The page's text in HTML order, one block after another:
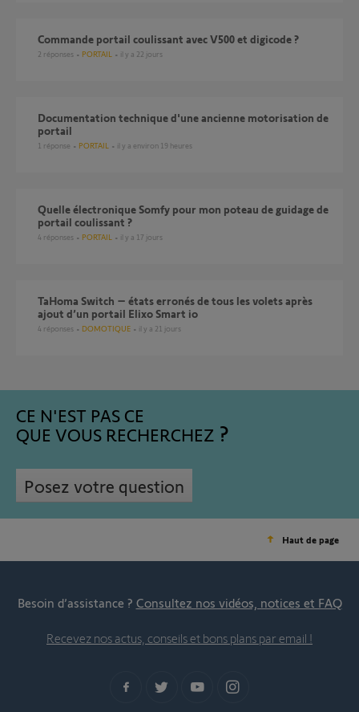
Commande portail coulissant avec V500 et digicode ?
2 réponses PORTAIL il y a 22 jours
Documentation technique d'une ancienne motorisation de
portail
1 réponse PORTAIL il y a environ 19 heures
Quelle électronique Somfy pour mon poteau de guidage de
portail coulissant ?
4 réponses PORTAIL il y a 17 jours
TaHoma Switch – états erronés de tous les volets après
ajout d’un portail Elixo Smart io
4 réponses DOMOTIQUE il y a 21 jours
CE N'EST PAS CE
QUE VOUS RECHERCHEZ
Posez votre question
Haut de page
Besoin d’assistance ? Consultez nos vidéos, notices et FAQ
Recevez nos actus, conseils et bons plans par email !